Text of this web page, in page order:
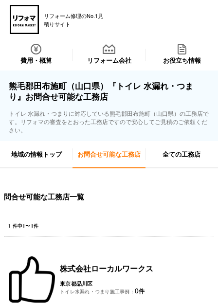
リフォーム修理のNo.1見
積りサイト
費用・概算 リフォーム会社 お役立ち情報
熊毛郡田布施町（山口県）『トイレ 水漏れ・つま
り』お問合せ可能な工務店
トイレ 水漏れ・つまりに対応している熊毛郡田布施町（山口県）の工務店で
す。リフォマの審査をとおった工務店ですので安心してご見積のご依頼くだ
さい。
地域の情報トップ お問合せ可能な工務店 全ての工務店
問合せ可能な工務店一覧
1 件中1〜1件
株式会社ローカルワークス
東京都品川区
トイレ水漏れ・つまり施工事例： 0件